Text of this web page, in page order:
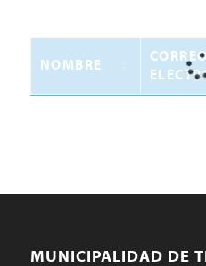
NOMBRE
MUNICIPALIDAD DE